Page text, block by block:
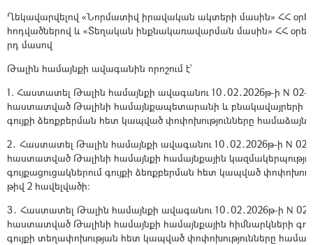
Ղեկավարվելով «Նորմատիվ իրավական ակտերի մասին» ՀՀ
հոդվածներով և «Տեղական ինքնակառավարման մասին» ՀՀ
րդ մասով
Թալին համայնքի ավագանին որոշում է`
1. Հաստատել Թալին համայնքի ավագանու 10․02․2026թ-ի N 02-
հաստատված Թալինի համայնքապետարանի և բնակավայրերի
գույքի ձեռքբերման հետ կապված փոփոխությունները համաձայն
2․ Հաստատել Թալին համայնքի ավագանու 10․02․2026թ-ի N
հաստատված Թալինի համայնքի համայնքային
գույքացուցակներում գույքի ձեռքբերման հետ կապված
թիվ 2 հավելվածի:
3․ Հաստատել Թալին համայնքի ավագանու 10․02․2026թ-ի N
հաստատված Թալինի համայնքի համայնքային հիմնարկների
գույքի տեղափոխության հետ կապված փոփոխությունները